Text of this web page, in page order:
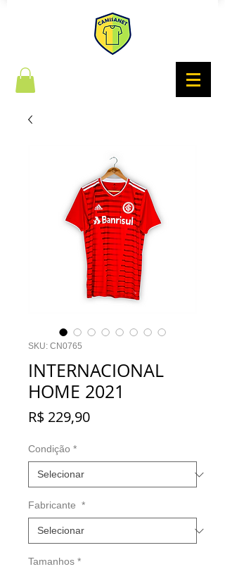
SKU: CN0765
INTERNACIONAL
HOME 2021
R$ 229,90Preço
Condição *
Fabricante *
Tamanhos *